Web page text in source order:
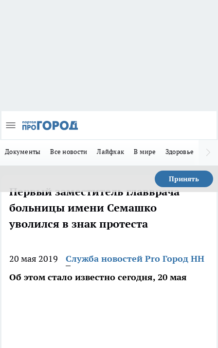
Документы Все новости Лайфхак В мире Здоровье
Принять
Первый заместитель главврача
больницы имени Семашко
уволился в знак протеста
20 мая 2019
Служба новостей Pro Город НН
Об этом стало известно сегодня, 20 мая